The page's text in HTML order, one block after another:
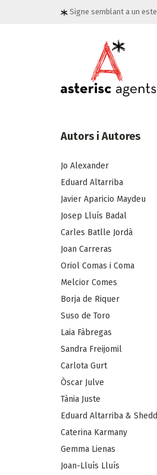
Signe semblant a un
Autors i Autores
Jo Alexander
Eduard Altarriba
Javier Aparicio Maydeu
Josep Lluís Badal
Carles Batlle Jordà
Joan Carreras
Oriol Comas i Coma
Melcior Comes
Borja de Riquer
Suso de Toro
Laia Fàbregas
Sandra Freijomil
Carlota Gurt
Òscar Julve
Tània Juste
Eduard Altarriba &
Caterina Karmany
Gemma Lienas
Joan-Lluís Lluís